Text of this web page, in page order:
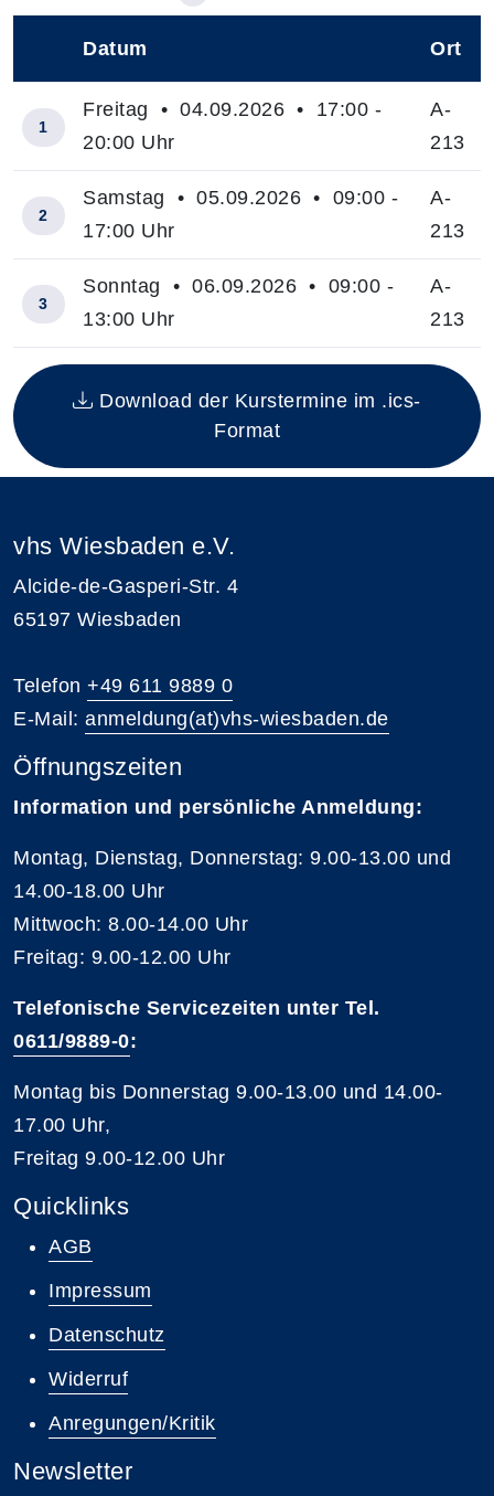
Insgesamt gibt es 3 Termine zum diesen Kurs
Datum Ort
1
Freitag • 04.09.2026 • 17:00 -
20:00 Uhr
A-
213
2
Samstag • 05.09.2026 • 09:00 -
17:00 Uhr
A-
213
3
Sonntag • 06.09.2026 • 09:00 -
13:00 Uhr
A-
213
Download der Kurstermine im .ics-
Format
vhs Wiesbaden e.V.
Alcide-de-Gasperi-Str. 4
65197 Wiesbaden
Telefon +49 611 9889 0
E-Mail: anmeldung(at)vhs-wiesbaden.de
Öffnungszeiten
Information und persönliche Anmeldung:
Montag, Dienstag, Donnerstag: 9.00-13.00 und
14.00-18.00 Uhr
Mittwoch: 8.00-14.00 Uhr
Freitag: 9.00-12.00 Uhr
Telefonische Servicezeiten unter Tel.
0611/9889-0:
Montag bis Donnerstag 9.00-13.00 und 14.00-
17.00 Uhr,
Freitag 9.00-12.00 Uhr
Quicklinks
AGB
Impressum
Datenschutz
Widerruf
Anregungen/Kritik
Newsletter